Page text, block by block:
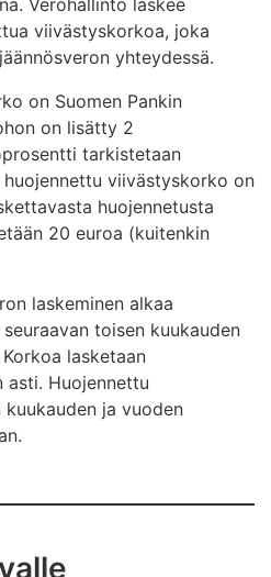
Verohallinto laskee
viivästyskorkoa, joka
yhteydessä.
on Suomen Pankin
on lisätty 2
tarkistetaan
viivästyskorko on
huojennetusta
20 euroa (kuitenkin
laskeminen alkaa
toisen kuukauden
lasketaan
asti. Huojennettu
ja vuoden